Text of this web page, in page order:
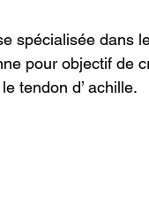
spécialisée dans
pour objectif de
tendon d’ achille.